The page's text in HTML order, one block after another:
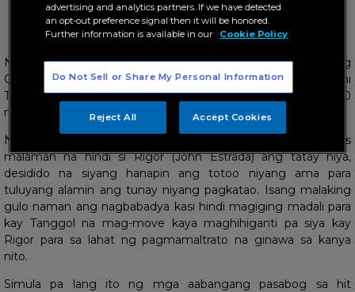
“Dream cast” ni Coco, magsasama-sama!
Nakatakdang sumabog ang mga rebelasyon sa “FPJ’s Batang
Quiapo” dahil sa mga pagbabagong mangyayari sa buhay ni
Tanggol (Coco Martin) sa serye, na ipinagdiriwang ang ika-500
na episode kahapon (Enero 16).
Nababalot man ng hinagpis ang puso ni Tanggol matapos
malaman na hindi si Rigor (John Estrada) ang tatay niya,
desidido na siyang hanapin ang totoo niyang ama para
tuluyang alamin ang tunay niyang pagkatao. Isang malaking
gulo naman ang nagbabadya kasi hindi magiging madali para
kay Tanggol na mag-move kaya maghihiganti pa siya kay
Rigor para sa lahat ng pagmamaltrato na ginawa sa kanya
nito.
Simula pa lang ito ng mga aabangang pasabog sa hit
advertising and analytics partners. If we have detected
an opt-out preference signal then it will be honored.
Further information is available in our
Cookie Policy
Do Not Sell or Share My Personal Information
Reject All Accept Cookies